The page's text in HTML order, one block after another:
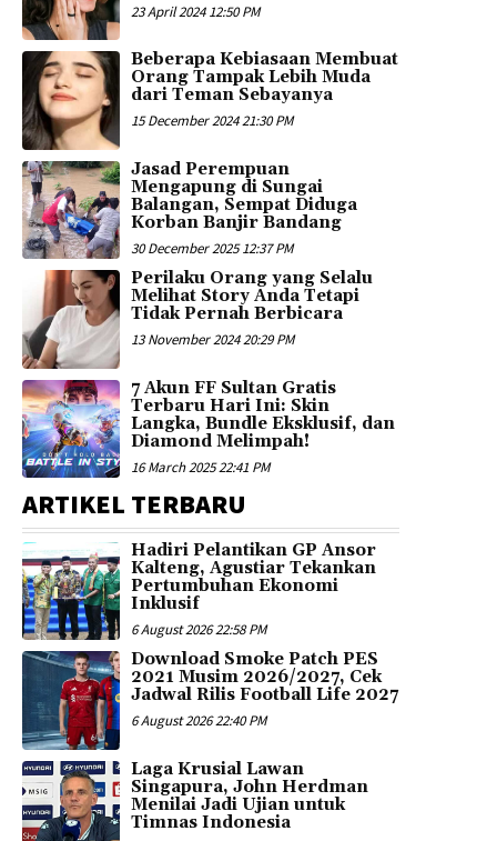
23 April 2024 12:50 PM
Beberapa Kebiasaan Membuat
Orang Tampak Lebih Muda
dari Teman Sebayanya
15 December 2024 21:30 PM
Jasad Perempuan
Mengapung di Sungai
Balangan, Sempat Diduga
Korban Banjir Bandang
30 December 2025 12:37 PM
Perilaku Orang yang Selalu
Melihat Story Anda Tetapi
Tidak Pernah Berbicara
13 November 2024 20:29 PM
7 Akun FF Sultan Gratis
Terbaru Hari Ini: Skin
Langka, Bundle Eksklusif, dan
Diamond Melimpah!
16 March 2025 22:41 PM
ARTIKEL TERBARU
Hadiri Pelantikan GP Ansor
Kalteng, Agustiar Tekankan
Pertumbuhan Ekonomi
Inklusif
6 August 2026 22:58 PM
Download Smoke Patch PES
2021 Musim 2026/2027, Cek
Jadwal Rilis Football Life 2027
6 August 2026 22:40 PM
Laga Krusial Lawan
Singapura, John Herdman
Menilai Jadi Ujian untuk
Timnas Indonesia